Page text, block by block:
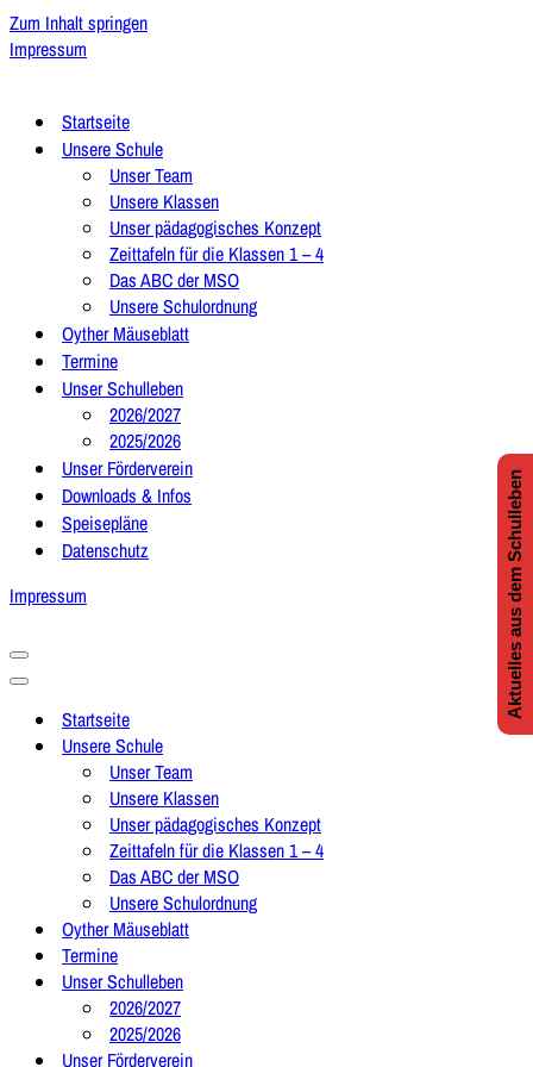
Zum Inhalt springen
Impressum
Startseite
Unsere Schule
Unser Team
Unsere Klassen
Unser pädagogisches Konzept
Zeittafeln für die Klassen 1 – 4
Das ABC der MSO
Unsere Schulordnung
Oyther Mäuseblatt
Termine
Unser Schulleben
2026/2027
2025/2026
Unser Förderverein
Downloads & Infos
Speisepläne
Datenschutz
Impressum
Navigationsmenü
Navigationsmenü
Startseite
Unsere Schule
Unser Team
Unsere Klassen
Unser pädagogisches Konzept
Zeittafeln für die Klassen 1 – 4
Das ABC der MSO
Unsere Schulordnung
Oyther Mäuseblatt
Termine
Unser Schulleben
2026/2027
2025/2026
Unser Förderverein
Aktuelles aus dem Schulleben